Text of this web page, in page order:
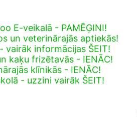
E-veikalā - PAMĒĢINI!
un veterinārajās aptiekās!
vairāk informācijas ŠEIT!
kaķu frizētavās - IENĀC!
klīnikās - IENĀC!
- uzzini vairāk ŠEIT!